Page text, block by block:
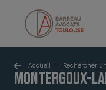
Accueil - Rechercher
MONTERGOUX-